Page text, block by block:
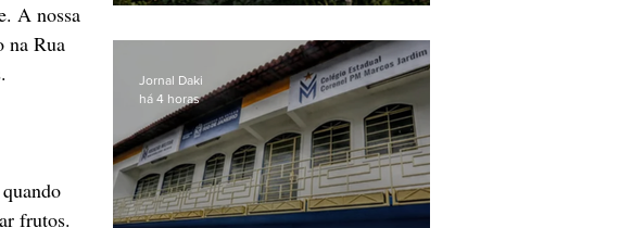
A nossa
na Rua
frutos.
Jornal Daki
há 4 horas